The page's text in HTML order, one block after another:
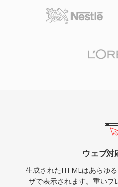
ウェブ対
生成されたHTMLはあらゆ
ザで表示されます。重いプ